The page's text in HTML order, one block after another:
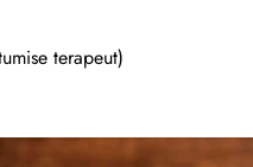
terapeut)